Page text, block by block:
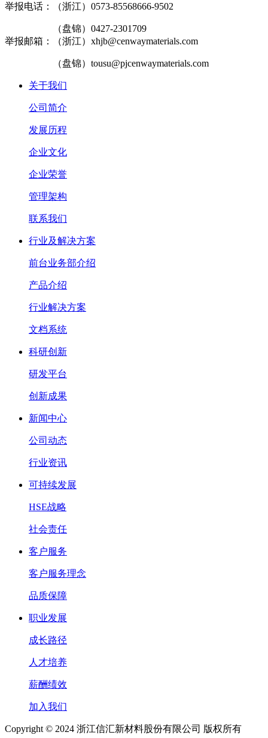
举报电话：（浙江）0573-85568666-9502
（盘锦）0427-2301709
举报邮箱：（浙江）xhjb@cenwaymaterials.com
（盘锦）tousu@pjcenwaymaterials.com
关于我们
公司简介
发展历程
企业文化
企业荣誉
管理架构
联系我们
行业及解决方案
前台业务部介绍
产品介绍
行业解决方案
文档系统
科研创新
研发平台
创新成果
新闻中心
公司动态
行业资讯
可持续发展
HSE战略
社会责任
客户服务
客户服务理念
品质保障
职业发展
成长路径
人才培养
薪酬绩效
加入我们
Copyright © 2024 浙江信汇新材料股份有限公司 版权所有